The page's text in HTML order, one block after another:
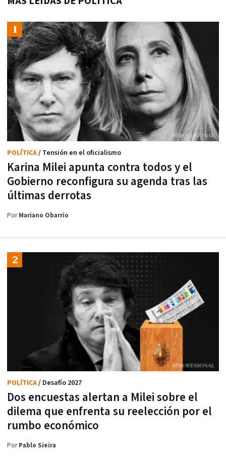
Karina Milei apunta contra todos y el
Gobierno reconfigura su agenda tras las
últimas derrotas
POLÍTICA/ Tensión en el oficialismo
PorMariano Obarrio
Dos encuestas alertan a Milei sobre el
dilema que enfrenta su reelección por el
rumbo económico
POLÍTICA/ Desafío 2027
PorPablo Sieira